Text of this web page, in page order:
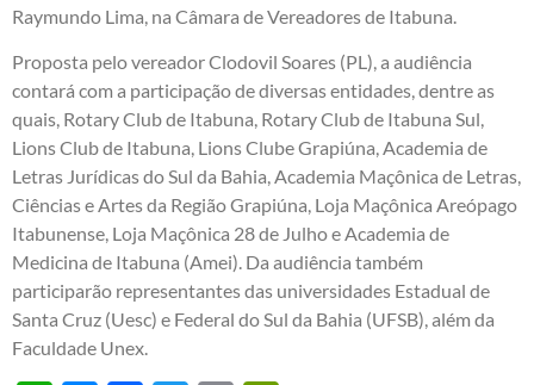
Raymundo Lima, na Câmara de Vereadores de Itabuna.
Proposta pelo vereador Clodovil Soares (PL), a audiência
contará com a participação de diversas entidades, dentre as
quais, Rotary Club de Itabuna, Rotary Club de Itabuna Sul,
Lions Club de Itabuna, Lions Clube Grapiúna, Academia de
Letras Jurídicas do Sul da Bahia, Academia Maçônica de Letras,
Ciências e Artes da Região Grapiúna, Loja Maçônica Areópago
Itabunense, Loja Maçônica 28 de Julho e Academia de
Medicina de Itabuna (Amei). Da audiência também
participarão representantes das universidades Estadual de
Santa Cruz (Uesc) e Federal do Sul da Bahia (UFSB), além da
Faculdade Unex.